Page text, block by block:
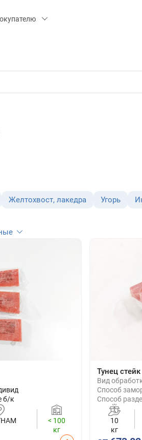
СК «ПИРС» («МОРОЗКО»)
Желтохвост, лакедра Угорь
б/к
< 100
кг
Тунец стейк
Вид
Способ
Способ
10
кг